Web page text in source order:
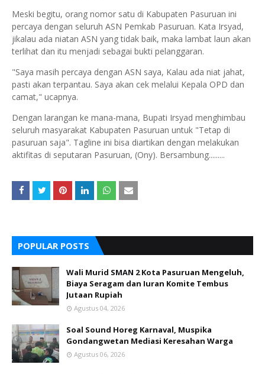
Meski begitu, orang nomor satu di Kabupaten Pasuruan ini
percaya dengan seluruh ASN Pemkab Pasuruan. Kata Irsyad,
jikalau ada niatan ASN yang tidak baik, maka lambat laun akan
terlihat dan itu menjadi sebagai bukti pelanggaran.
"Saya masih percaya dengan ASN saya, Kalau ada niat jahat,
pasti akan terpantau. Saya akan cek melalui Kepala OPD dan
camat," ucapnya.
Dengan larangan ke mana-mana, Bupati Irsyad menghimbau
seluruh masyarakat Kabupaten Pasuruan untuk "Tetap di
pasuruan saja". Tagline ini bisa diartikan dengan melakukan
aktifitas di seputaran Pasuruan, (Ony). Bersambung.........
POPULAR POSTS
Wali Murid SMAN 2 Kota Pasuruan Mengeluh,
Biaya Seragam dan Iuran Komite Tembus
Jutaan Rupiah
Agustus 04, 2026
Soal Sound Horeg Karnaval, Muspika
Gondangwetan Mediasi Keresahan Warga
Agustus 06, 2026